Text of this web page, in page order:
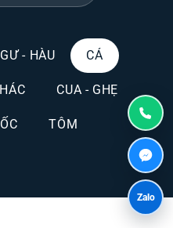
- HÀU CÁ
CUA - GHẸ
TÔM
Zalo